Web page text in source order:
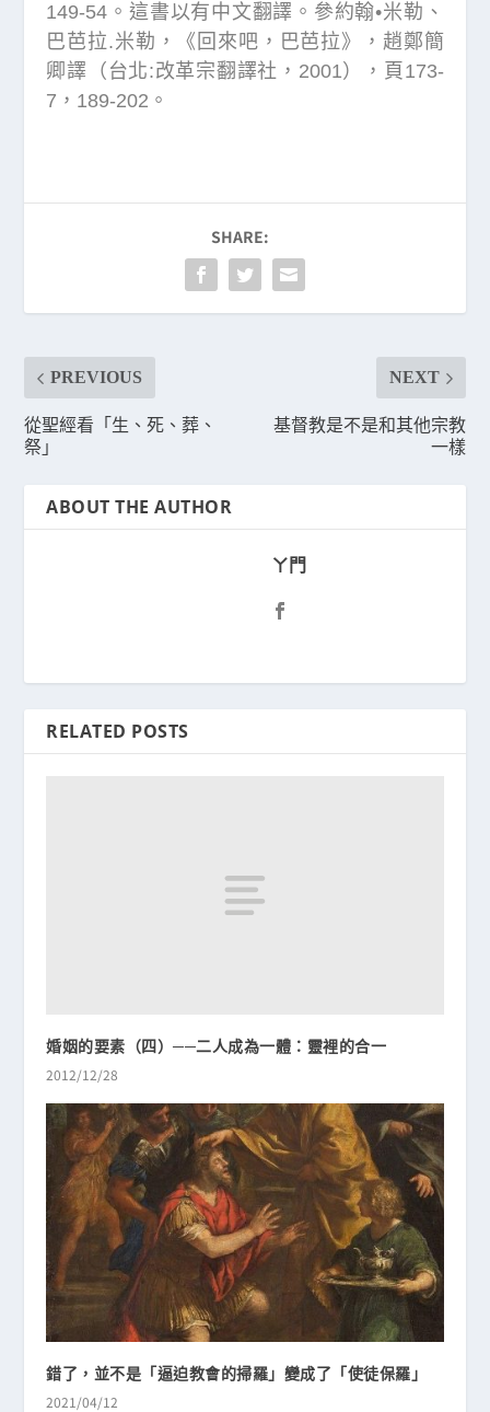
149-54。這書以有中文翻譯。參約翰•米勒、
巴芭拉.米勒，《回來吧，巴芭拉》，趙鄭簡
卿譯（台北:改革宗翻譯社，2001），頁173-
7，189-202。
SHARE:
PREVIOUS
從聖經看「生、死、葬、
祭」
NEXT
基督教是不是和其他宗教
一樣
ABOUT THE AUTHOR
ㄚ門
RELATED POSTS
婚姻的要素（四）──二人成為一體：靈裡的合一
2012/12/28
錯了，並不是「逼迫教會的掃羅」變成了「使徒保羅」
2021/04/12